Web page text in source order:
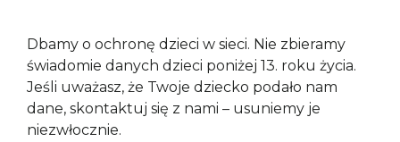
Dbamy o ochronę dzieci w sieci. Nie zbieramy
świadomie danych dzieci poniżej 13. roku życia.
Jeśli uważasz, że Twoje dziecko podało nam
dane, skontaktuj się z nami – usuniemy je
niezwłocznie.